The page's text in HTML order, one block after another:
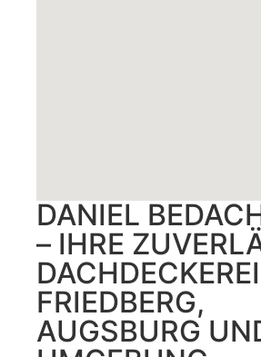
DANIEL
– IHRE
FRIEDBERG,
AUGSBURG